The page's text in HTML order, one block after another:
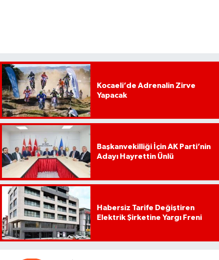
Kocaeli’de Adrenalin Zirve
Yapacak
Başkanvekilliği İçin AK Parti’nin
Adayı Hayrettin Ünlü
Habersiz Tarife Değiştiren
Elektrik Şirketine Yargı Freni